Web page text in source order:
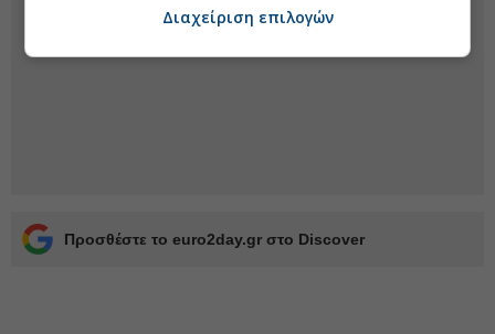
Προσθέστε το euro2day.gr στο Discover
Διαχείριση επιλογών